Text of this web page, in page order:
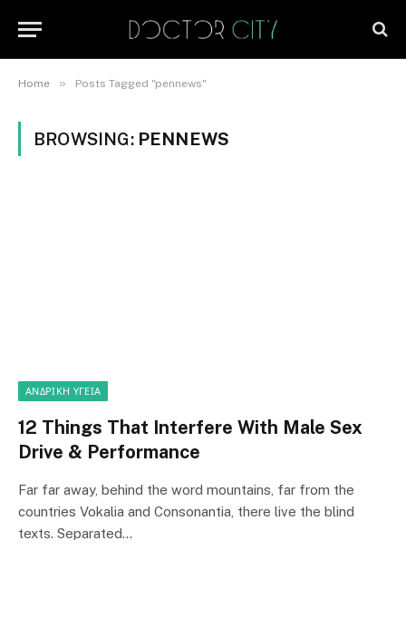
Home » Posts Tagged "pennews"
BROWSING: PENNEWS
ΑΝΔΡΙΚΉ ΥΓΕΊΑ
12 Things That Interfere With Male Sex
Drive & Performance
Far far away, behind the word mountains, far from the
countries Vokalia and Consonantia, there live the blind
texts. Separated…